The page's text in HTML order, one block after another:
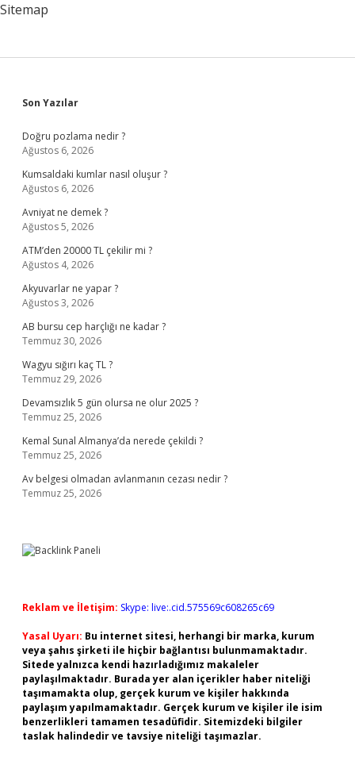
Sitemap
Sidebar
Son Yazılar
Doğru pozlama nedir ?
Ağustos 6, 2026
Kumsaldaki kumlar nasıl oluşur ?
Ağustos 6, 2026
Avniyat ne demek ?
Ağustos 5, 2026
ATM’den 20000 TL çekilir mi ?
Ağustos 4, 2026
Akyuvarlar ne yapar ?
Ağustos 3, 2026
AB bursu cep harçlığı ne kadar ?
Temmuz 30, 2026
Wagyu sığırı kaç TL ?
Temmuz 29, 2026
Devamsızlık 5 gün olursa ne olur 2025 ?
Temmuz 25, 2026
Kemal Sunal Almanya’da nerede çekildi ?
Temmuz 25, 2026
Av belgesi olmadan avlanmanın cezası nedir ?
Temmuz 25, 2026
Reklam ve İletişim: Skype: live:.cid.575569c608265c69
Yasal Uyarı: Bu internet sitesi, herhangi bir marka, kurum
veya şahıs şirketi ile hiçbir bağlantısı bulunmamaktadır.
Sitede yalnızca kendi hazırladığımız makaleler
paylaşılmaktadır. Burada yer alan içerikler haber niteliği
taşımamakta olup, gerçek kurum ve kişiler hakkında
paylaşım yapılmamaktadır. Gerçek kurum ve kişiler ile isim
benzerlikleri tamamen tesadüfidir. Sitemizdeki bilgiler
taslak halindedir ve tavsiye niteliği taşımazlar.